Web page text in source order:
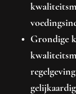
Grondige